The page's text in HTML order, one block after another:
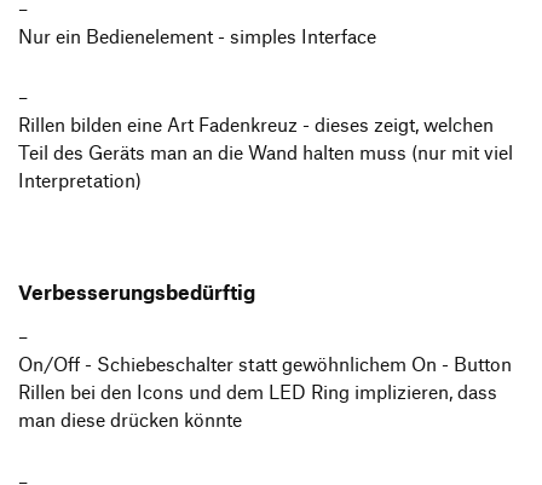
Nur ein Bedienelement - simples Interface
Rillen bilden eine Art Fadenkreuz - dieses zeigt, welchen
Teil des Geräts man an die Wand halten muss (nur mit viel
Interpretation)
Verbesserungsbedürftig
On/Off - Schiebeschalter statt gewöhnlichem On - Button
Rillen bei den Icons und dem LED Ring implizieren, dass
man diese drücken könnte